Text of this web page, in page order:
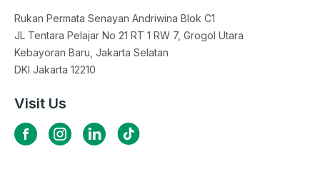
Rukan Permata Senayan Andriwina Blok C1
JL Tentara Pelajar No 21 RT 1 RW 7, Grogol Utara
Kebayoran Baru, Jakarta Selatan
DKI Jakarta 12210
Visit Us